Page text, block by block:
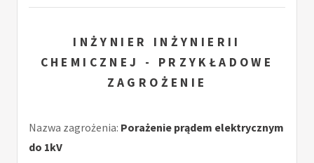
INŻYNIER INŻYNIERII
CHEMICZNEJ - PRZYKŁADOWE
ZAGROŻENIE
Nazwa zagrożenia: Porażenie prądem elektrycznym
do 1kV